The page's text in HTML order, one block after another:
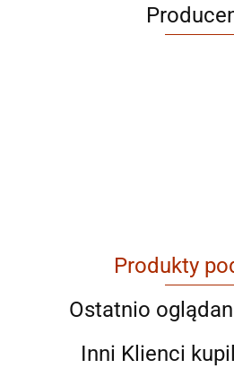
AGAM
Produkty
Ostatnio
Inni Klienci